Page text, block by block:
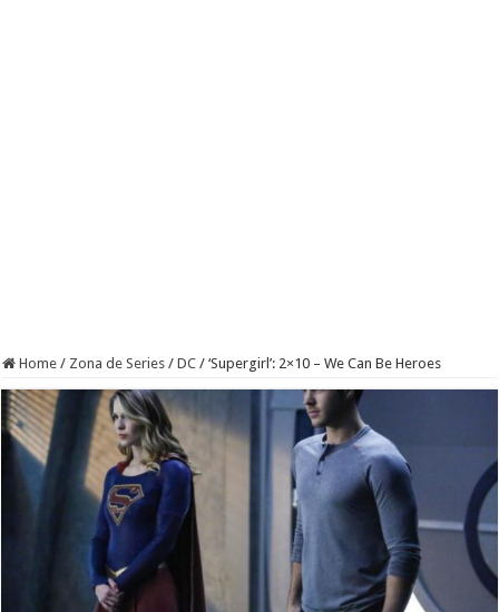
Home / Zona de Series / DC / ‘Supergirl’: 2×10 – We Can Be Heroes